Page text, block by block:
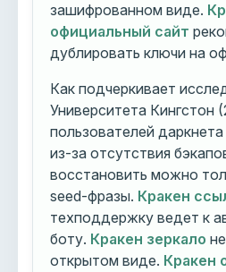
зашифрованном виде.
официальный сайт
дублировать ключи на
Как подчеркивает
Университета Кингстон
пользователей
из-за отсутствия
восстановить можно
seed-фразы. Кракен
техподдержку ведет к
боту. Кракен зеркало
открытом виде. Кракен